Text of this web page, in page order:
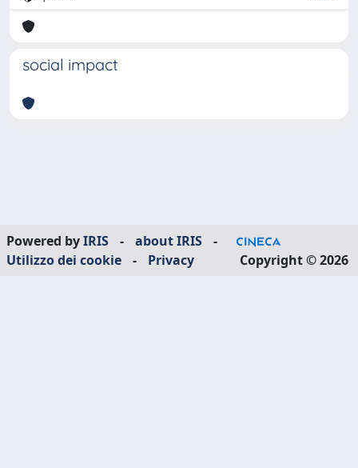
social impact
Powered byIRIS - about IRIS
-
Utilizzo dei cookie
- Privacy Copyright © 2026